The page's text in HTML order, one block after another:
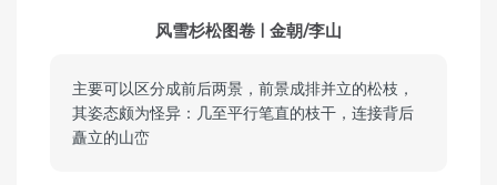
风雪杉松图卷 | 金朝/李山
主要可以区分成前后两景，前景成排并立的松枝，
其姿态颇为怪异：几至平行笔直的枝干，连接背后
矗立的山峦